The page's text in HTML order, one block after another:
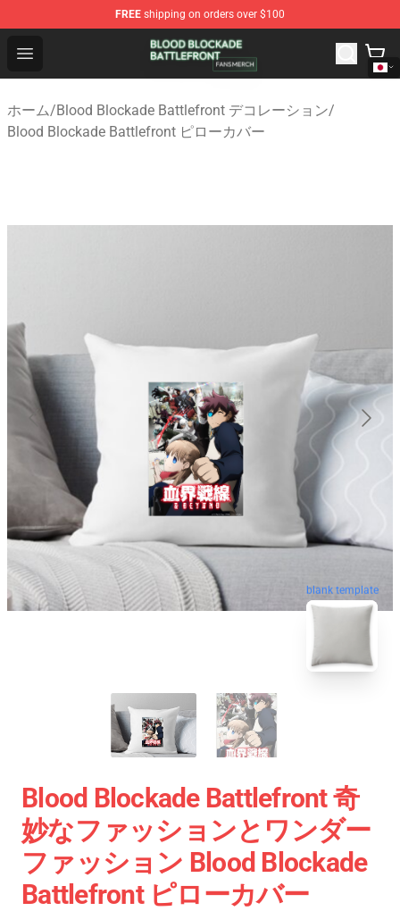
FREE shipping on orders over $100
Open menu
Blood Blockade Battlefront Shop - Official Blood
ホーム/Blood Blockade Battlefront デコレーション/
Blood Blockade Battlefront ピローカバー
blank template
Blood Blockade Battlefront 奇
妙なファッションとワンダー
ファッション Blood Blockade
Battlefront ピローカバー